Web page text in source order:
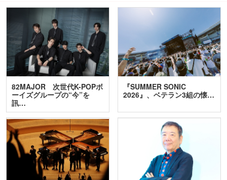
82MAJOR 次世代K-POPボ
ーイズグループの“今”を
訊…
『SUMMER SONIC
2026』、ベテラン3組の懐…